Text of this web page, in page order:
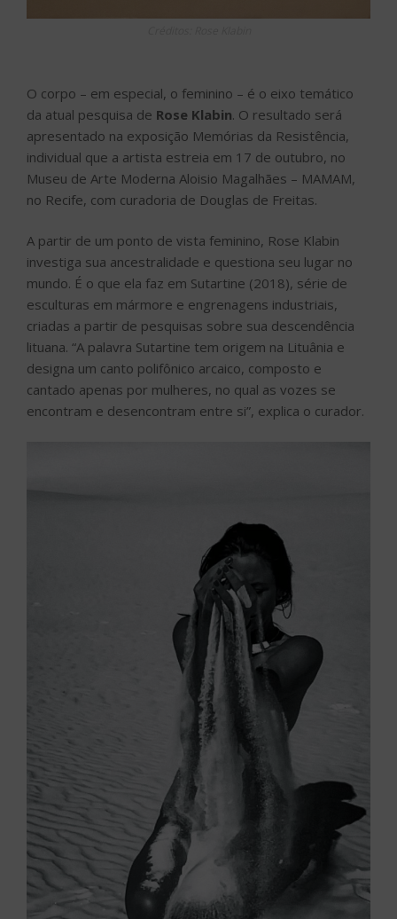
O corpo – em especial, o feminino – é o eixo temático
da atual pesquisa de Rose Klabin. O resultado será
apresentado na exposição Memórias da Resistência,
individual que a artista estreia em 17 de outubro, no
Museu de Arte Moderna Aloisio Magalhães – MAMAM,
no Recife, com curadoria de Douglas de Freitas.
A partir de um ponto de vista feminino, Rose Klabin
investiga sua ancestralidade e questiona seu lugar no
mundo. É o que ela faz em Sutartine (2018), série de
esculturas em mármore e engrenagens industriais,
criadas a partir de pesquisas sobre sua descendência
lituana. “A palavra Sutartine tem origem na Lituânia e
designa um canto polifônico arcaico, composto e
cantado apenas por mulheres, no qual as vozes se
encontram e desencontram entre si”, explica o curador.